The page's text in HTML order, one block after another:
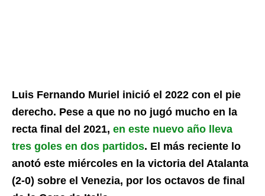
Luis Fernando Muriel inició el 2022 con el pie
derecho. Pese a que no no jugó mucho en la
recta final del 2021, en este nuevo año lleva
tres goles en dos partidos. El más reciente lo
anotó este miércoles en la victoria del Atalanta
(2-0) sobre el Venezia, por los octavos de final